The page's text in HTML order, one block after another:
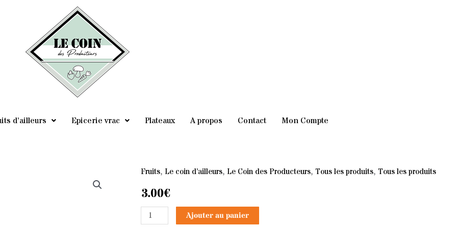
d’ailleurs Epicerie vrac Plateaux A propos Contact Mon Compte
Fruits, Le coin d’ailleurs, Le Coin des Producteurs, Tous les produits, Tous les produits
3.00€
quantité
de
jaune
Ajouter au panier